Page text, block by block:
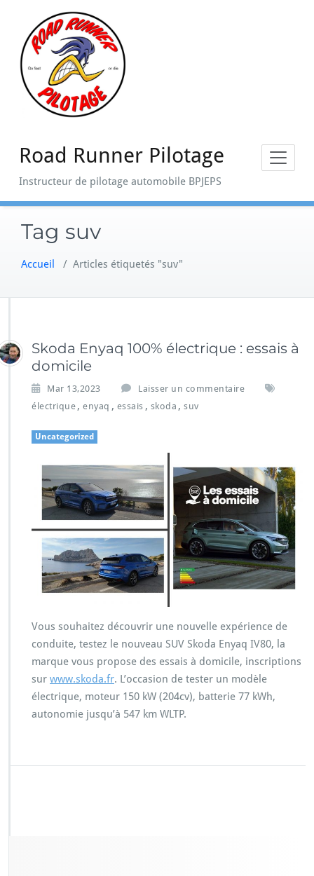
content
Road Runner Pilotage
Instructeur de pilotage automobile BPJEPS
Tag suv
Accueil / Articles étiquetés "suv"
Skoda Enyaq 100% électrique : essais à
domicile
Mar 13,2023
Laisser un commentaire
électrique , enyaq , essais , skoda , suv
Uncategorized
Vous souhaitez découvrir une nouvelle expérience de
conduite, testez le nouveau SUV Skoda Enyaq IV80, la
marque vous propose des essais à domicile, inscriptions
sur www.skoda.fr. L’occasion de tester un modèle
électrique, moteur 150 kW (204cv), batterie 77 kWh,
autonomie jusqu’à 547 km WLTP.